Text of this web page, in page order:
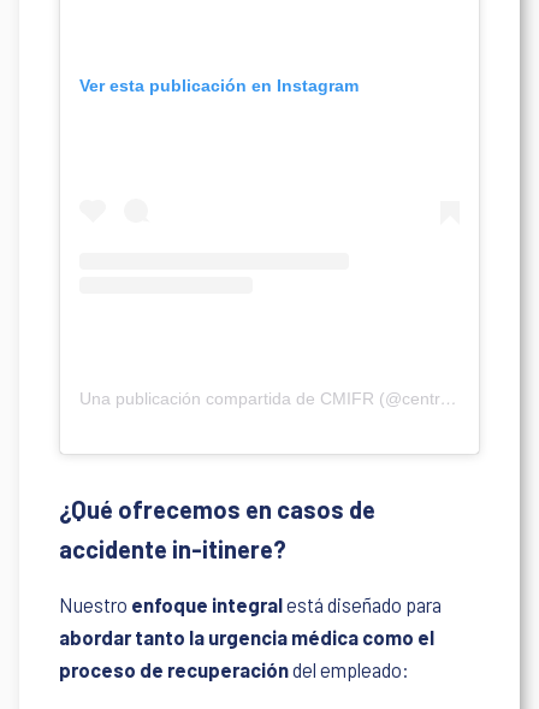
Ver esta publicación en Instagram
Una publicación compartida de CMIFR (@centromedicofitzroy)
¿Qué ofrecemos en casos de
accidente in-itinere?
Nuestro enfoque integralestá diseñado para
abordar tanto la urgencia médica como el
proceso de recuperacióndel empleado: